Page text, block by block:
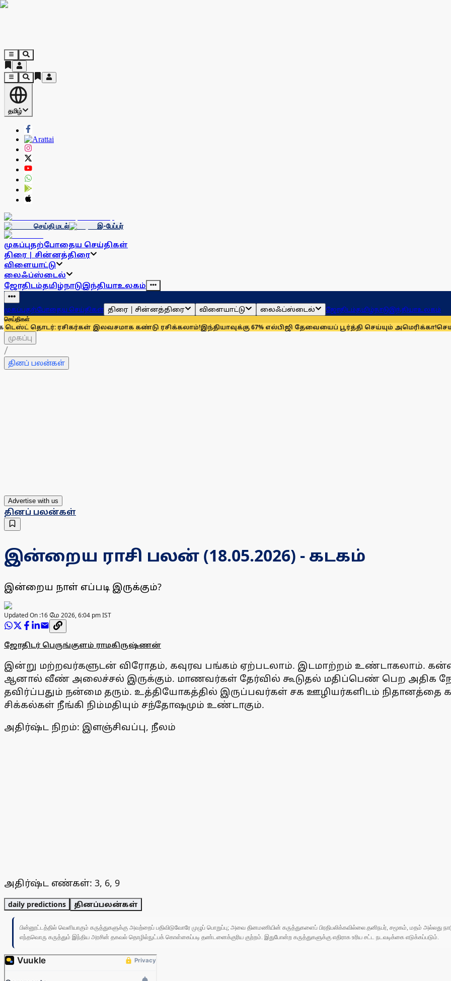
தமிழ்
செய்தி மடல் இ-பேப்பர்
முகப்புதற்போதைய செய்திகள்
திரை | சின்னத்திரை
விளையாட்டு
லைஃப்ஸ்டைல்
ஜோதிடம்தமிழ்நாடுஇந்தியாஉலகம்
முகப்புதற்போதைய செய்திகள் திரை | சின்னத்திரை விளையாட்டு லைஃப்ஸ்டைல் ஜோதிடம்தமிழ்நாடுஇந்தியாஉலகம்
செய்திகள்
ரசிகர்கள் இலவசமாக கண்டு ரசிக்கலாம்!இந்தியாவுக்கு 67% எல்பிஜி தேவையைப் பூர்த்தி செய்யும் அமெரிக்கா!செயின்ட்
முகப்பு
/
தினப் பலன்கள்
Advertise with us
தினப் பலன்கள்
இன்றைய ராசி பலன் (18.05.2026) - கடகம்
இன்றைய நாள் எப்படி இருக்கும்?
Updated On :16 மே 2026, 6:04 pm IST
ஜோதிடர் பெருங்குளம் ராமகிருஷ்ணன்
இன்று மற்றவர்களுடன் விரோதம், கவுரவ பங்கம் ஏற்படலாம். இடமாற்றம் உண்டாகலாம்.
ஆனால் வீண் அலைச்சல் இருக்கும். மாணவர்கள் தேர்வில் கூடுதல் மதிப்பெண் பெற அதிக
தவிர்ப்பதும் நன்மை தரும். உத்தியோகத்தில் இருப்பவர்கள் சக ஊழியர்களிடம் நிதானத்தை
சிக்கல்கள் நீங்கி நிம்மதியும் சந்தோஷமும் உண்டாகும்.
அதிர்ஷ்ட நிறம்: இளஞ்சிவப்பு, நீலம்
அதிர்ஷ்ட எண்கள்: 3, 6, 9
daily predictions தினப்பலன்கள்
பின்னூட்டத்தில் வெளியாகும் கருத்துகளுக்கு அவற்றைப் பதிவிடுவோரே முழுப் பொறுப்பு; அவை தினமணியின் கருத்துகளைப் பிரதிபலிக்கவில்லை.தனிநபர், சமூகம், மதம் அல்லது
எந்தவொரு கருத்தும் இந்திய அரசின் தகவல் தொழில்நுட்பக் கொள்கைப்படி தண்டனைக்குரிய குற்றம். இதுபோன்ற கருத்துகளுக்கு எதிராக உரிய சட்ட நடவடிக்கை எடுக்கப்படும்.